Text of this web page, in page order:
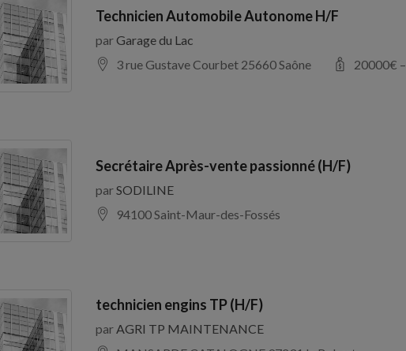
Technicien Automobile Autonome H/F
parGarage du Lac
3 rue Gustave Courbet 25660 Saône
20000€ –
Secrétaire Après-vente passionné (H/F)
parSODILINE
94100 Saint-Maur-des-Fossés
technicien engins TP (H/F)
parAGRI TP MAINTENANCE